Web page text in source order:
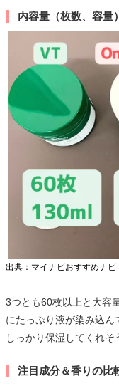
内容量（枚数、容量）
出典：マイナビおすすめナビ
3つとも60枚以上と大容
にたっぷり液が染み込
しっかり保湿してくれそ
注目成分＆香りの比